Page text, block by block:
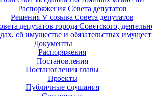
Распоряжения Совета депутатов
Решения V созыва Совета депутатов
депутатов города Советского,
об имуществе и обязательствах
Документы
Распоряжения
Постановления
Постановления главы
Проекты
Публичные слушания